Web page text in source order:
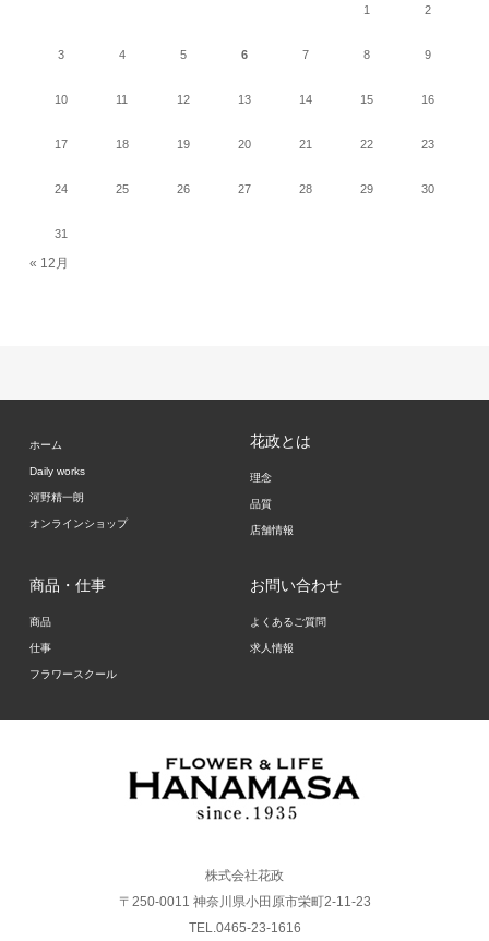
1 2
3 4 5 6 7 8 9
10 11 12 13 14 15 16
17 18 19 20 21 22 23
24 25 26 27 28 29 30
31
« 12月
ホーム
Daily works
河野精一朗
オンラインショップ
花政とは
理念
品質
店舗情報
商品・仕事
商品
仕事
フラワースクール
お問い合わせ
よくあるご質問
求人情報
株式会社花政
〒250-0011 神奈川県小田原市栄町2-11-23
TEL.0465-23-1616